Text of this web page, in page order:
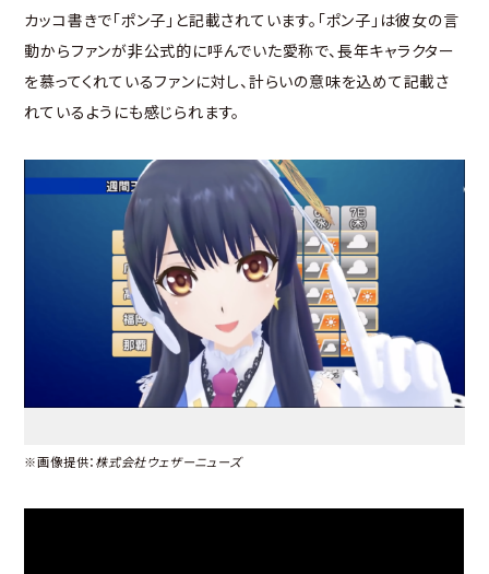
カッコ書きで「ポン子」と記載されています。「ポン子」は彼女の言
動からファンが非公式的に呼んでいた愛称で、長年キャラクター
を慕ってくれているファンに対し、計らいの意味を込めて記載さ
れているようにも感じられます。
※画像提供：株式会社ウェザーニューズ